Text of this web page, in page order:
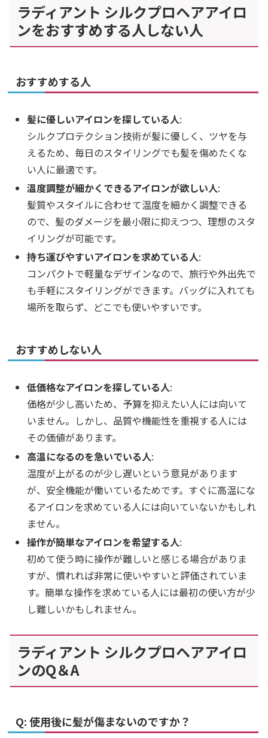
ラディアント シルクプロヘアアイロ
ンをおすすめする人しない人
おすすめする人
髪に優しいアイロンを探している人:
シルクプロテクション技術が髪に優しく、ツヤを与
えるため、毎日のスタイリングでも髪を傷めたくな
い人に最適です。
温度調整が細かくできるアイロンが欲しい人:
髪質やスタイルに合わせて温度を細かく調整できる
ので、髪のダメージを最小限に抑えつつ、理想のスタ
イリングが可能です。
持ち運びやすいアイロンを求めている人:
コンパクトで軽量なデザインなので、旅行や外出先で
も手軽にスタイリングができます。バッグに入れても
場所を取らず、どこでも使いやすいです。
おすすめしない人
低価格なアイロンを探している人:
価格が少し高いため、予算を抑えたい人には向いて
いません。しかし、品質や機能性を重視する人には
その価値があります。
高温になるのを急いでいる人:
温度が上がるのが少し遅いという意見があります
が、安全機能が働いているためです。すぐに高温にな
るアイロンを求めている人には向いていないかもしれ
ません。
操作が簡単なアイロンを希望する人:
初めて使う時に操作が難しいと感じる場合がありま
すが、慣れれば非常に使いやすいと評価されていま
す。簡単な操作を求めている人には最初の使い方が少
し難しいかもしれません。
ラディアント シルクプロヘアアイロ
ンのQ＆A
Q: 使用後に髪が傷まないのですか？